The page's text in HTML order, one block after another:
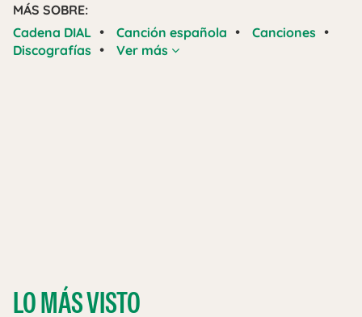
MÁS SOBRE:
Cadena DIAL • Canción española • Canciones •
Discografías • Ver más
LO MÁS VISTO